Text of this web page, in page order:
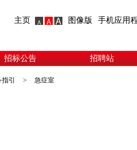
主页 图像版 手机应用
招标公告 招聘站
引 > 急症室